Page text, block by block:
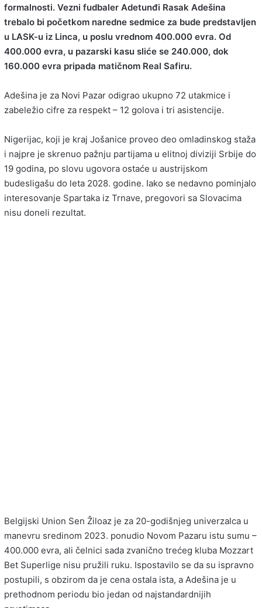
formalnosti. Vezni fudbaler Adetunđi Rasak Adešina
trebalo bi početkom naredne sedmice za bude predstavljen
u LASK-u iz Linca, u poslu vrednom 400.000 evra. Od
400.000 evra, u pazarski kasu sliće se 240.000, dok
160.000 evra pripada matičnom Real Safiru.
Adešina je za Novi Pazar odigrao ukupno 72 utakmice i
zabeležio cifre za respekt – 12 golova i tri asistencije.
Nigerijac, koji je kraj Jošanice proveo deo omladinskog staža
i najpre je skrenuo pažnju partijama u elitnoj diviziji Srbije do
19 godina, po slovu ugovora ostaće u austrijskom
budesligašu do leta 2028. godine. Iako se nedavno pominjalo
interesovanje Spartaka iz Trnave, pregovori sa Slovacima
nisu doneli rezultat.
Belgijski Union Sen Žiloaz je za 20-godišnjeg univerzalca u
manevru sredinom 2023. ponudio Novom Pazaru istu sumu –
400.000 evra, ali čelnici sada zvanično trećeg kluba Mozzart
Bet Superlige nisu pružili ruku. Ispostavilo se da su ispravno
postupili, s obzirom da je cena ostala ista, a Adešina je u
prethodnom periodu bio jedan od najstandardnijih